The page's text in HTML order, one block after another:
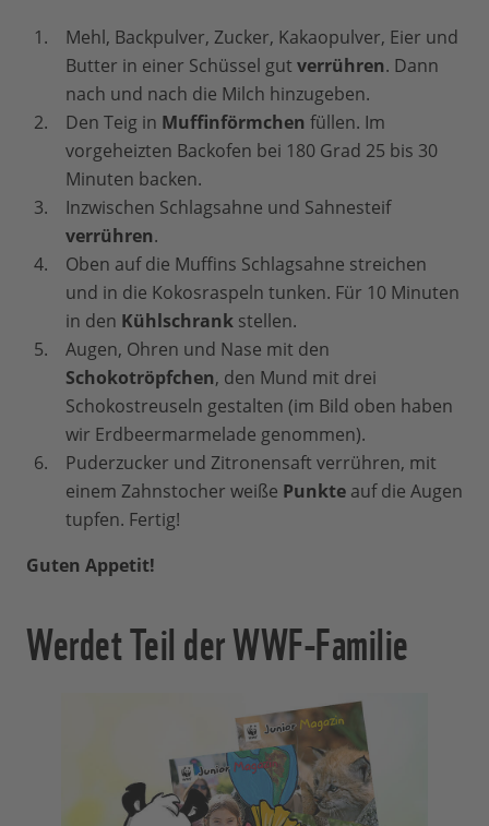
Mehl, Backpulver, Zucker, Kakaopulver, Eier und
Butter in einer Schüssel gut verrühren. Dann
nach und nach die Milch hinzugeben.
Den Teig in Muffinförmchen füllen. Im
vorgeheizten Backofen bei 180 Grad 25 bis 30
Minuten backen.
Inzwischen Schlagsahne und Sahnesteif
verrühren.
Oben auf die Muffins Schlagsahne streichen
und in die Kokosraspeln tunken. Für 10 Minuten
in den Kühlschrank stellen.
Augen, Ohren und Nase mit den
Schokotröpfchen, den Mund mit drei
Schokostreuseln gestalten (im Bild oben haben
wir Erdbeermarmelade genommen).
Puderzucker und Zitronensaft verrühren, mit
einem Zahnstocher weiße Punkte auf die Augen
tupfen. Fertig!
Guten Appetit!
Werdet Teil der WWF-Familie